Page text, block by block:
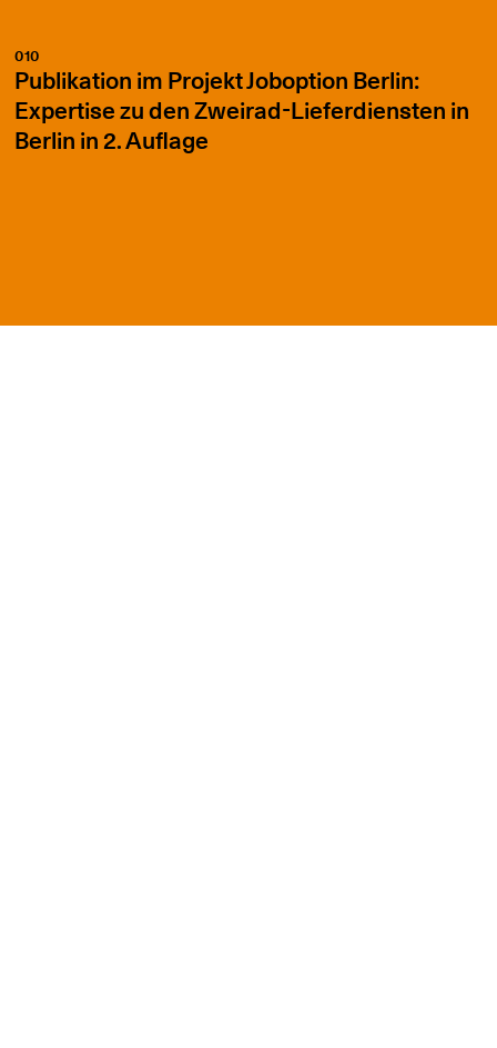
010
Publikation im Projekt Joboption Berlin:
Expertise zu den Zweirad-Lieferdiensten in
Berlin in 2. Auflage